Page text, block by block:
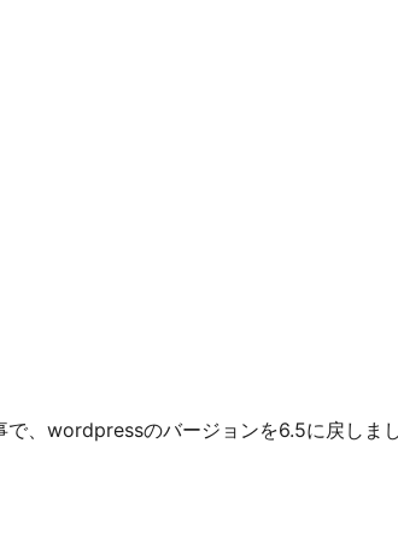
、wordpressのバージョンを6.5に戻しま